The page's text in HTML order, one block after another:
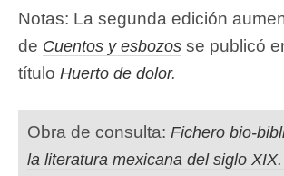
Notas: La segunda edición
de Cuentos y esbozos se publicó
título Huerto de dolor.
Obra de consulta: Fichero bio-
la literatura mexicana del siglo XIX.